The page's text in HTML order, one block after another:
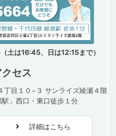
土は16:45、日は12:15まで）
セス
目１０−３ サンライズ綾瀬４階
」西口・東口徒歩１分
詳細はこちら